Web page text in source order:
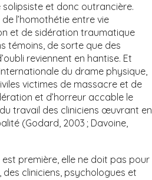
et donc outrancière.
l’homothétie entre vie
et de sidération traumatique
témoins, de sorte que des
reviennent en hantise. Et
du drame physique,
victimes de massacre et de
et d’horreur accable le
travail des cliniciens œuvrant en
(Godard, 2003 ; Davoine,
première, elle ne doit pas pour
cliniciens, psychologues et